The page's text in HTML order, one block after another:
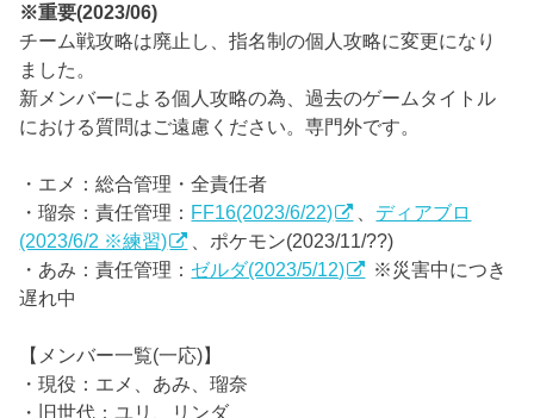
※重要(2023/06)
チーム戦攻略は廃止し、指名制の個人攻略に変更になり
ました。
新メンバーによる個人攻略の為、過去のゲームタイトル
における質問はご遠慮ください。専門外です。
・エメ：総合管理・全責任者
・瑠奈：責任管理： FF16(2023/6/22)
ディアブロ
(2023/6/2 ※練習)
、ポケモン(2023/11/??)
・あみ：責任管理： ゼルダ(2023/5/12)
※災害中につき
遅れ中
【メンバー一覧(一応)】
・現役：エメ、あみ、瑠奈
・旧世代：ユリ、リンダ